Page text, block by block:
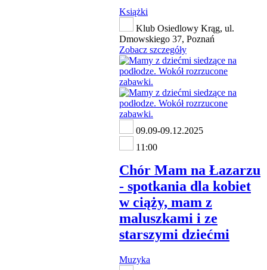
Książki
Klub Osiedlowy Krąg, ul.
Dmowskiego 37, Poznań
Zobacz szczegóły
09.09-09.12.2025
11:00
Chór Mam na Łazarzu
- spotkania dla kobiet
w ciąży, mam z
maluszkami i ze
starszymi dziećmi
Muzyka